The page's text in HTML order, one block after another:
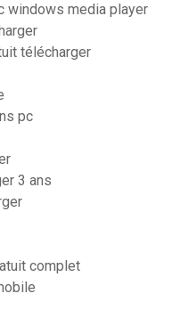
windows media player
télécharger
pc
3 ans
complet